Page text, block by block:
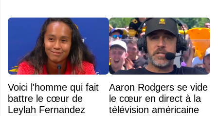
Voici l'homme qui fait
battre le cœur de
Leylah Fernandez
Aaron Rodgers se vide
le cœur en direct à la
télévision américaine